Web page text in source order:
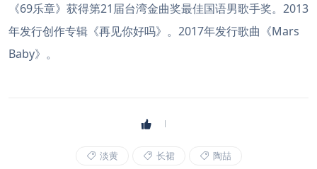
《69乐章》获得第21届台湾金曲奖最佳国语男歌手奖。2013
年发行创作专辑《再见你好吗》。2017年发行歌曲《Mars
Baby》。
淡黄 长裙 陶喆